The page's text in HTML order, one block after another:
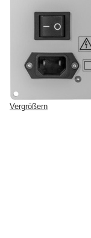
Vergrößern